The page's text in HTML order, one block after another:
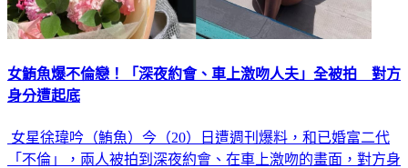
女鮪魚爆不倫戀！「深夜約會、車上激吻人夫」全被拍 對方
身分遭起底
女星徐瑋吟（鮪魚）今（20）日遭週刊爆料，和已婚富二代
「不倫」，兩人被拍到深夜約會、在車上激吻的畫面，對方身